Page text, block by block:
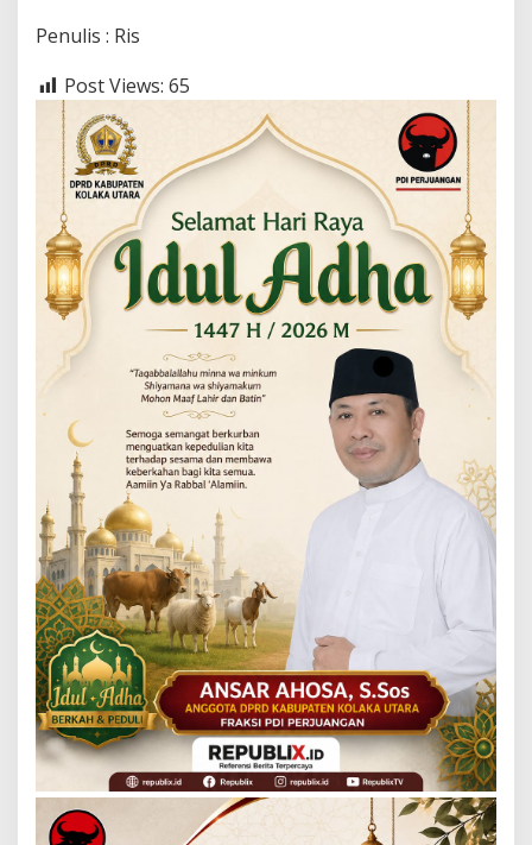
Penulis : Ris
Post Views: 65